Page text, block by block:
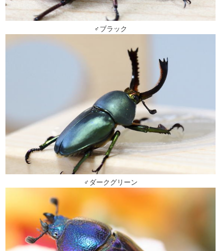
♂ブラック
♂ダークグリーン